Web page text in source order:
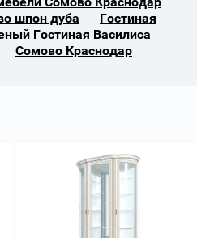
шпон дуба
Гостиная
Гостиная Василиса
Сомово Краснодар